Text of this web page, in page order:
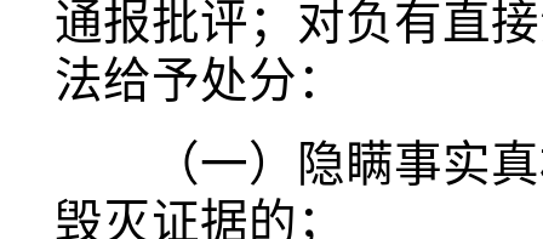
通报批评；对负有直
法给予处分：
（一）隐瞒事实真
毁灭证据的；